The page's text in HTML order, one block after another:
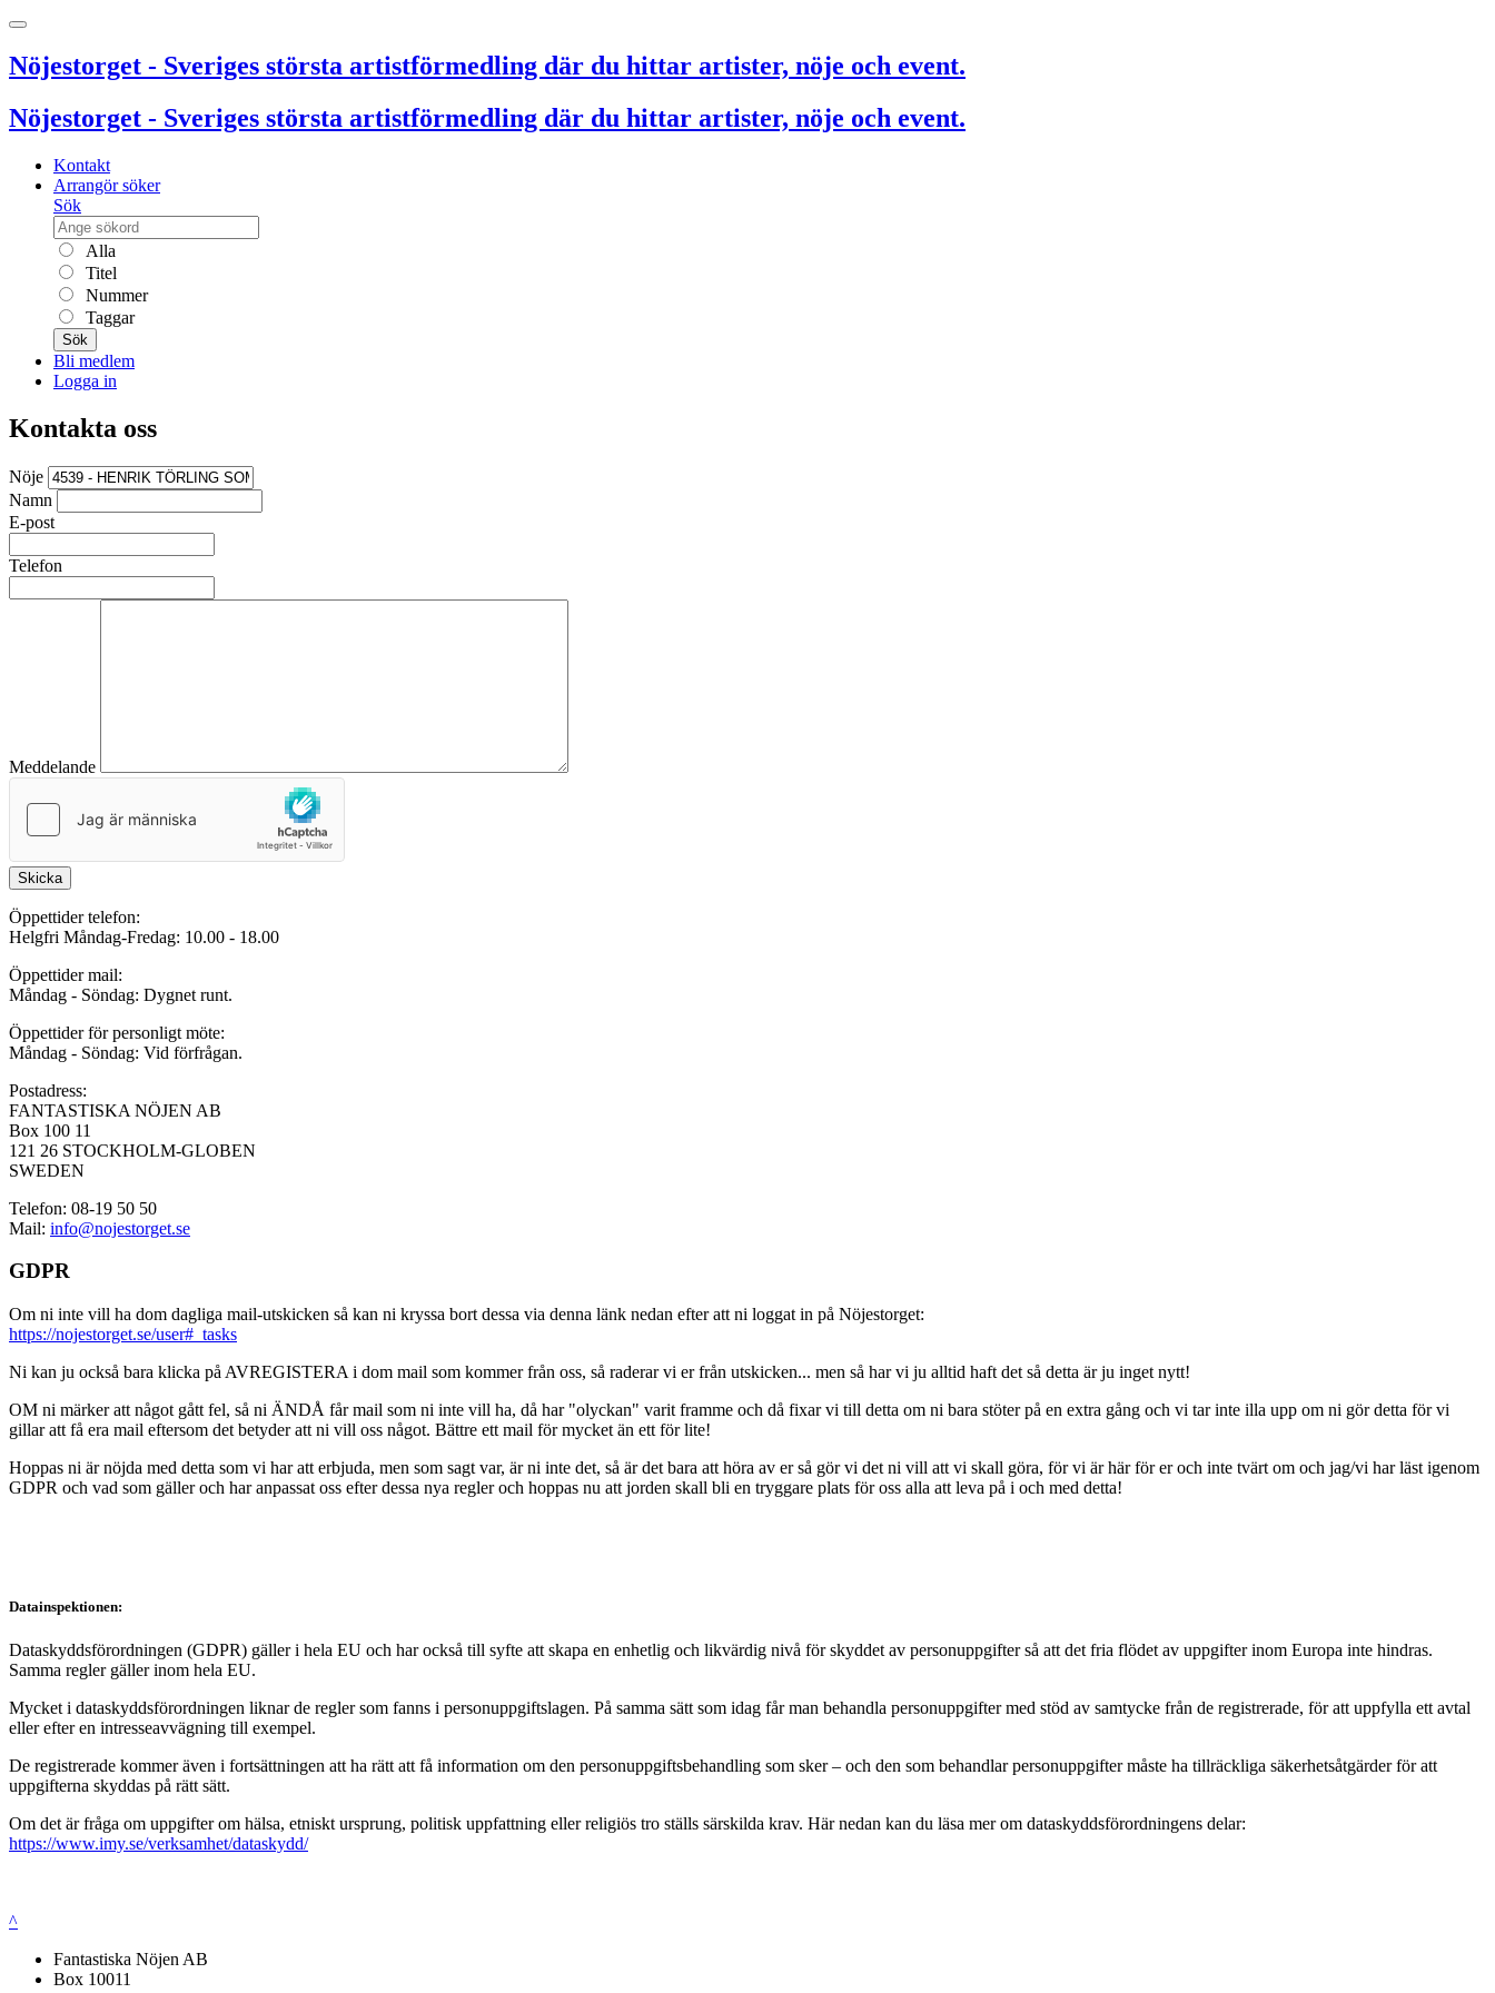
Nöjestorget - Sveriges största artistförmedling där du hittar artister, nöje och event.
Nöjestorget - Sveriges största artistförmedling där du hittar artister, nöje och event.
Kontakt
Arrangör söker
Sök
Alla
Titel
Nummer
Taggar
Sök
Bli medlem
Logga in
Kontakta oss
Nöje
Namn
E-post
Telefon
Meddelande
Skicka
Öppettider telefon:
Helgfri Måndag-Fredag: 10.00 - 18.00
Öppettider mail:
Måndag - Söndag: Dygnet runt.
Öppettider för personligt möte:
Måndag - Söndag: Vid förfrågan.
Postadress:
FANTASTISKA NÖJEN AB
Box 100 11
121 26 STOCKHOLM-GLOBEN
SWEDEN
Telefon: 08-19 50 50
Mail: info@nojestorget.se
GDPR
Om ni inte vill ha dom dagliga mail-utskicken så kan ni kryssa bort dessa via denna länk nedan efter att ni loggat in på Nöjestorget:
https://nojestorget.se/user#_tasks
Ni kan ju också bara klicka på AVREGISTERA i dom mail som kommer från oss, så raderar vi er från utskicken... men så har vi ju alltid haft det så detta är ju inget nytt!
OM ni märker att något gått fel, så ni ÄNDÅ får mail som ni inte vill ha, då har "olyckan" varit framme och då fixar vi till detta om ni bara stöter på en extra gång och vi tar inte illa upp om ni gör detta för vi
gillar att få era mail eftersom det betyder att ni vill oss något. Bättre ett mail för mycket än ett för lite!
Hoppas ni är nöjda med detta som vi har att erbjuda, men som sagt var, är ni inte det, så är det bara att höra av er så gör vi det ni vill att vi skall göra, för vi är här för er och inte tvärt om och jag/vi har läst igenom
GDPR och vad som gäller och har anpassat oss efter dessa nya regler och hoppas nu att jorden skall bli en tryggare plats för oss alla att leva på i och med detta!
Datainspektionen:
Dataskyddsförordningen (GDPR) gäller i hela EU och har också till syfte att skapa en enhetlig och likvärdig nivå för skyddet av personuppgifter så att det fria flödet av uppgifter inom Europa inte hindras.
Samma regler gäller inom hela EU.
Mycket i dataskyddsförordningen liknar de regler som fanns i personuppgiftslagen. På samma sätt som idag får man behandla personuppgifter med stöd av samtycke från de registrerade, för att uppfylla ett avtal
eller efter en intresseavvägning till exempel.
De registrerade kommer även i fortsättningen att ha rätt att få information om den personuppgiftsbehandling som sker – och den som behandlar personuppgifter måste ha tillräckliga säkerhetsåtgärder för att
uppgifterna skyddas på rätt sätt.
Om det är fråga om uppgifter om hälsa, etniskt ursprung, politisk uppfattning eller religiös tro ställs särskilda krav. Här nedan kan du läsa mer om dataskyddsförordningens delar:
https://www.imy.se/verksamhet/dataskydd/
^
Fantastiska Nöjen AB
Box 10011